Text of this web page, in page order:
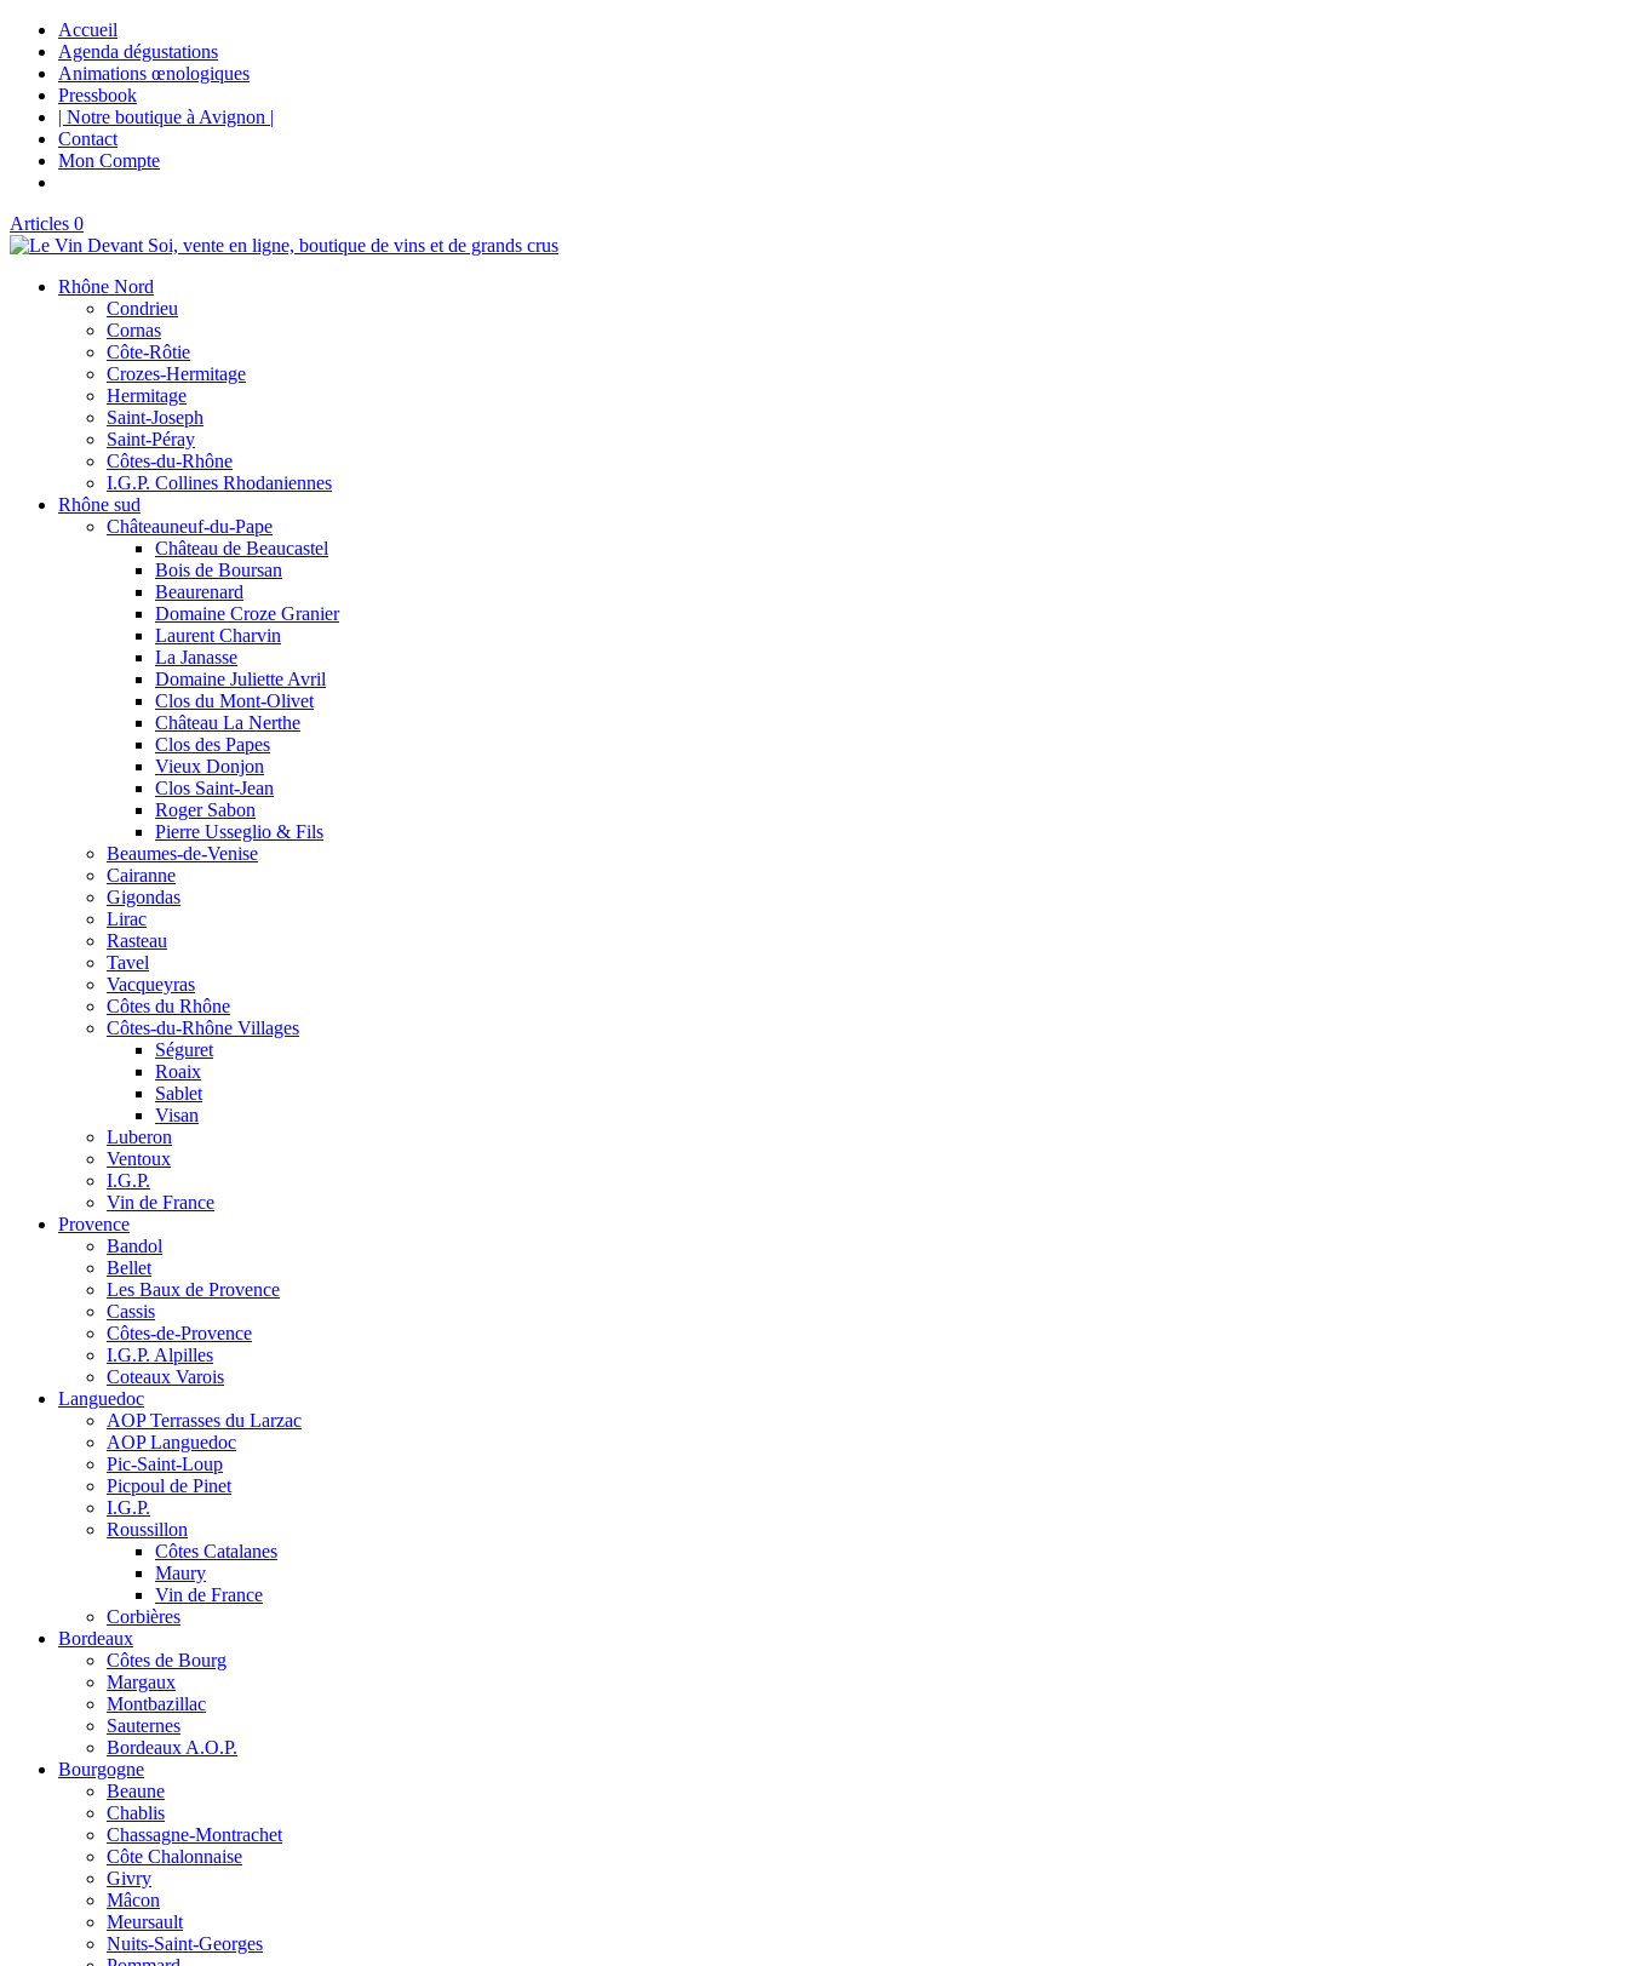
Accueil
Agenda dégustations
Animations œnologiques
Pressbook
| Notre boutique à Avignon |
Contact
Mon Compte
Articles 0
Rhône Nord
Condrieu
Cornas
Côte-Rôtie
Crozes-Hermitage
Hermitage
Saint-Joseph
Saint-Péray
Côtes-du-Rhône
I.G.P. Collines Rhodaniennes
Rhône sud
Châteauneuf-du-Pape
Château de Beaucastel
Bois de Boursan
Beaurenard
Domaine Croze Granier
Laurent Charvin
La Janasse
Domaine Juliette Avril
Clos du Mont-Olivet
Château La Nerthe
Clos des Papes
Vieux Donjon
Clos Saint-Jean
Roger Sabon
Pierre Usseglio & Fils
Beaumes-de-Venise
Cairanne
Gigondas
Lirac
Rasteau
Tavel
Vacqueyras
Côtes du Rhône
Côtes-du-Rhône Villages
Séguret
Roaix
Sablet
Visan
Luberon
Ventoux
I.G.P.
Vin de France
Provence
Bandol
Bellet
Les Baux de Provence
Cassis
Côtes-de-Provence
I.G.P. Alpilles
Coteaux Varois
Languedoc
AOP Terrasses du Larzac
AOP Languedoc
Pic-Saint-Loup
Picpoul de Pinet
I.G.P.
Roussillon
Côtes Catalanes
Maury
Vin de France
Corbières
Bordeaux
Côtes de Bourg
Margaux
Montbazillac
Sauternes
Bordeaux A.O.P.
Bourgogne
Beaune
Chablis
Chassagne-Montrachet
Côte Chalonnaise
Givry
Mâcon
Meursault
Nuits-Saint-Georges